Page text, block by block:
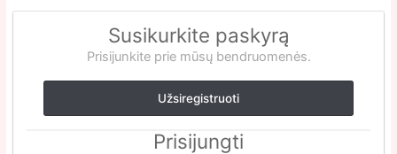
Susikurkite paskyrą
Prisijunkite prie mūsų bendruomenės.
Užsiregistruoti
Prisijungti